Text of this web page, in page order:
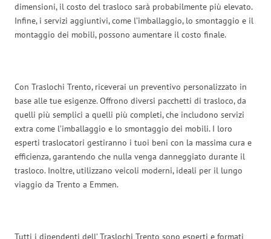
dimensioni, il costo del trasloco sarà probabilmente più elevato.
Infine, i servizi aggiuntivi, come l’imballaggio, lo smontaggio e il
montaggio dei mobili, possono aumentare il costo finale.
Con Traslochi Trento, riceverai un preventivo personalizzato in
base alle tue esigenze. Offrono diversi pacchetti di trasloco, da
quelli più semplici a quelli più completi, che includono servizi
extra come l’imballaggio e lo smontaggio dei mobili. I loro
esperti traslocatori gestiranno i tuoi beni con la massima cura e
efficienza, garantendo che nulla venga danneggiato durante il
trasloco. Inoltre, utilizzano veicoli moderni, ideali per il lungo
viaggio da Trento a Emmen.
Tutti i dipendenti dell’ Traslochi Trento sono esperti e formati